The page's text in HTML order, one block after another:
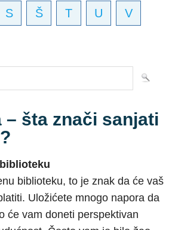
S Š T U V
– šta znači sanjati
biblioteku, to je znak da će vaš
Uložićete mnogo napora da
će vam doneti perspektivan